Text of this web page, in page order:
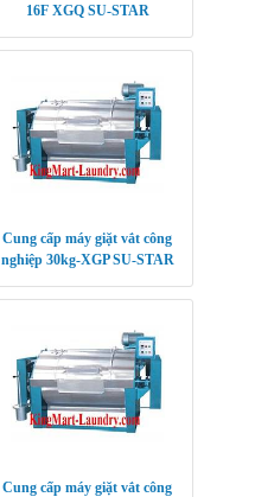
16F XGQ SU-STAR
Cung cấp máy giặt vắt công
nghiệp 30kg-XGP SU-STAR
Cung cấp máy giặt vắt công